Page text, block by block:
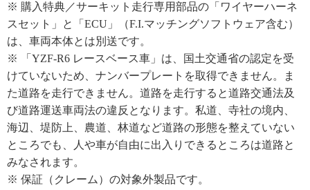
※ 購入特典／サーキット走行専用部品の「ワイヤーハーネ
スセット」と「ECU」（F.I.マッチングソフトウェア含む）
は、車両本体とは別送です。
※ 「YZF-R6 レースベース車」は、国土交通省の認定を受
けていないため、ナンバープレートを取得できません。ま
た道路を走行できません。道路を走行すると道路交通法及
び道路運送車両法の違反となります。私道、寺社の境内、
海辺、堤防上、農道、林道など道路の形態を整えていない
ところでも、人や車が自由に出入りできるところは道路と
みなされます。
※ 保証（クレーム）の対象外製品です。